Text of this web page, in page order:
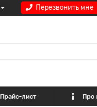
Перезвонить мне
Прайс-лист Про